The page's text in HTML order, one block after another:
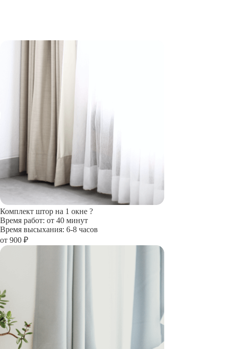
Комплект штор на 1 окне ?
Время работ: от 40 минут
Время высыхания: 6-8 часов
от 900 ₽